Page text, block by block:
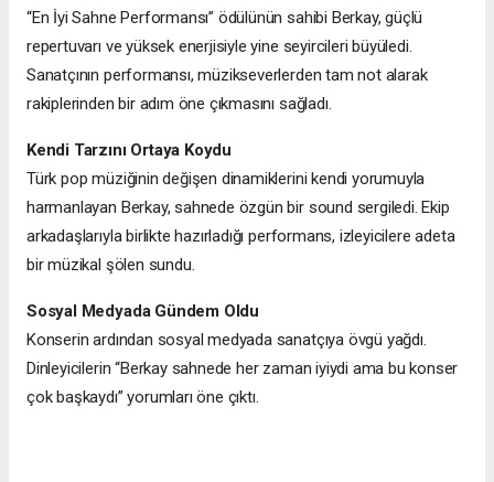
“En İyi Sahne Performansı” ödülünün sahibi Berkay, güçlü
repertuvarı ve yüksek enerjisiyle yine seyircileri büyüledi.
Sanatçının performansı, müzikseverlerden tam not alarak
rakiplerinden bir adım öne çıkmasını sağladı.
Kendi Tarzını Ortaya Koydu
Türk pop müziğinin değişen dinamiklerini kendi yorumuyla
harmanlayan Berkay, sahnede özgün bir sound sergiledi. Ekip
arkadaşlarıyla birlikte hazırladığı performans, izleyicilere adeta
bir müzikal şölen sundu.
Sosyal Medyada Gündem Oldu
Konserin ardından sosyal medyada sanatçıya övgü yağdı.
Dinleyicilerin “Berkay sahnede her zaman iyiydi ama bu konser
çok başkaydı” yorumları öne çıktı.